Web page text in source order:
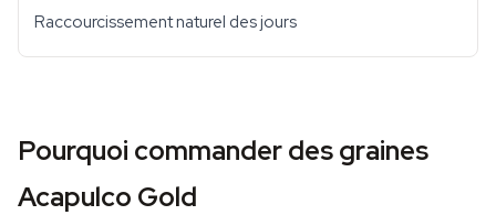
Raccourcissement naturel des jours
Pourquoi commander des graines
Acapulco Gold